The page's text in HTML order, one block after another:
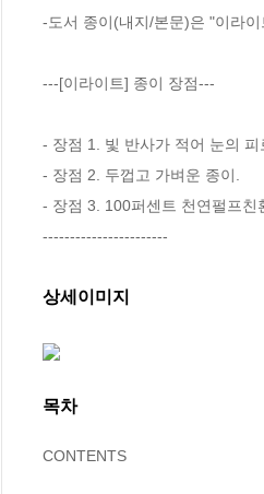
-도서 종이(내지/본문)은 "이라
---[이라이트] 종이 장점---
- 장점 1. 빛 반사가 적어 눈의 피
- 장점 2. 두껍고 가벼운 종이.
- 장점 3. 100퍼센트 천연펄프친
-----------------------
상세이미지
목차
CONTENTS